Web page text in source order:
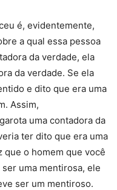
é, evidentemente,
a qual essa pessoa
da verdade, ela
da verdade. Se ela
e dito que era uma
Assim,
uma contadora da
ter dito que era uma
que o homem que você
uma mentirosa, ele
ser um mentiroso.